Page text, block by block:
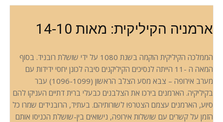
ארמניה הקיליקית: מאות 14-10
הממלכה הקיליקית הוקמה בשנת 1080 על ידי שושלת רובניד. בסוף
המאה ה -11 הייתה לנסיכים הקיליקנים סיבה לכונן יחסי ידידות עם
מערב אירופה – צבא מסע הצלב הראשון (1096-1099) עבר
בקיליקיה. הארמנים בירכו את הצלבנים כבעלי ברית דתיים העניקו להם
סיוע, הארמנים עצמם הצטרפו לשורותיהם. בעתיד, הרובנידים שמרו כל
הזמן על קשרים עם שושלות אירופה, נישואים בין-שושלת הכניסו אותם